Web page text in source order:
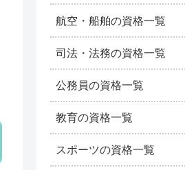
航空・船舶の資格一覧
司法・法務の資格一覧
公務員の資格一覧
教育の資格一覧
スポーツの資格一覧